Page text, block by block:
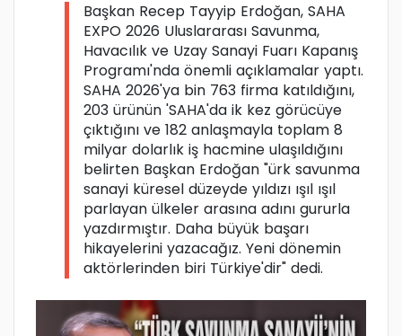
Başkan Recep Tayyip Erdoğan, SAHA
EXPO 2026 Uluslararası Savunma,
Havacılık ve Uzay Sanayi Fuarı Kapanış
Programı'nda önemli açıklamalar yaptı.
SAHA 2026'ya bin 763 firma katıldığını,
203 ürünün 'SAHA'da ik kez görücüye
çıktığını ve 182 anlaşmayla toplam 8
milyar dolarlık iş hacmine ulaşıldığını
belirten Başkan Erdoğan "ürk savunma
sanayi küresel düzeyde yıldızı ışıl ışıl
parlayan ülkeler arasına adını gururla
yazdırmıştır. Daha büyük başarı
hikayelerini yazacağız. Yeni dönemin
aktörlerinden biri Türkiye'dir" dedi.